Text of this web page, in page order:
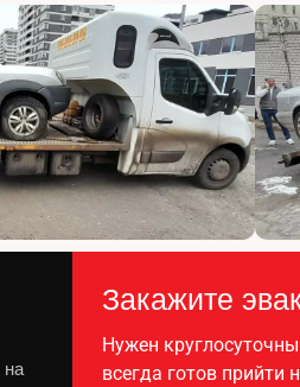
Закажите
Нужен
всегда готов